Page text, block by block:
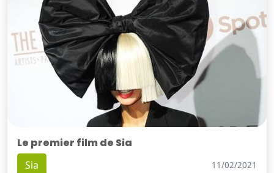
Le premier film de Sia
Sia 11/02/2021